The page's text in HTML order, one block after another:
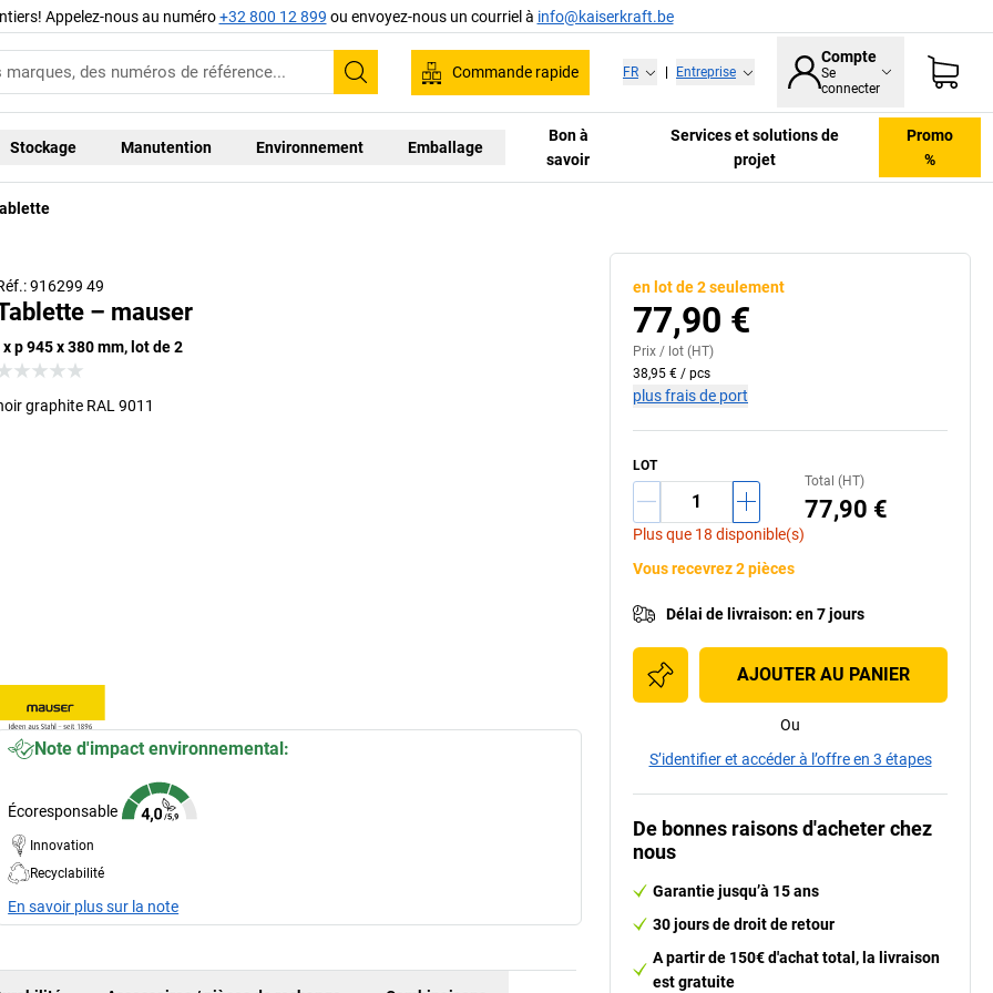
Appelez-nous au numéro+32 800 12 899 ou envoyez-nous un courriel à info@kaiserkraft.be
Recherche
Commande rapide FR Entreprise
Compte
Se
connecter
Stockage Manutention Environnement Emballage
Bon à
savoir
Services et solutions de
projet
Promo
%
916299 49
– mauser
l x p 945 x 380 mm, lot de 2
graphite RAL 9011
Note d'impact environnemental:
Écoresponsable
Innovation
Recyclabilité
En savoir plus sur la note
en lot de 2 seulement
77,90 €
Prix / lot (HT)
38,95 € / pcs
plus frais de port
LOT
Plus que 18 disponible(s)
Total (HT)
77,90 €
Vous recevrez 2 pièces
Délai de livraison: en 7 jours
AJOUTER AU PANIER
Ou
S’identifier et accéder à l’offre en 3 étapes
De bonnes raisons d'acheter chez
nous
Garantie jusqu’à 15 ans
30 jours de droit de retour
A partir de 150€ d'achat total, la livraison
est gratuite